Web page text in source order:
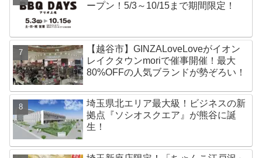
ープン！5/3～10/15まで期間限定！
【越谷市】GINZALoveLoveがイオン
レイクタウンmoriで催事開催！最大
80%OFFの人気ブランドが勢ぞろい！
埼玉県北エリア最大級！ビジネスの新
拠点『ソシオスクエア』が熊谷に誕
生！